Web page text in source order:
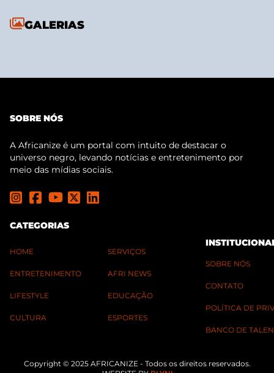
GALERIAS
SOBRE NÓS
A Africanize é um portal com intuito de destacar o
universo negro, levando notícias e entretenimento por
meio das mídias sociais.
CATEGORIAS
HOME
ENTRETENIMENTO
LIFESTYLE
CULTURA
SERVIÇOS
AFRI NEWS
EDUCAÇÃO
ESPORTES
SOBRE NÓS
CONTATO
POLÍTICA DE
BANCO DE
Copyright © 2025 AFRICANIZE - Todos os direitos reservados.